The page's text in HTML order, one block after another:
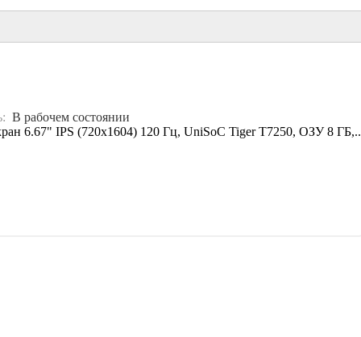
В рабочем состоянии
6.67" IPS (720x1604) 120 Гц, UniSoC Tiger T7250, ОЗУ 8